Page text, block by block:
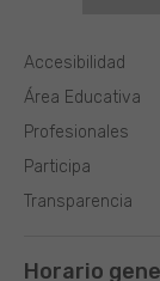
Área Educativa
Profesionales
Participa
Transparencia
Accesibilidad
Horario